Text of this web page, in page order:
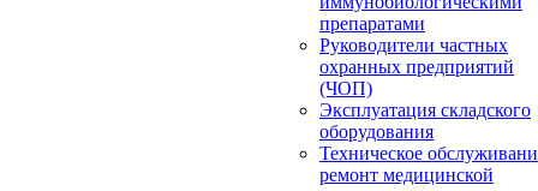
препаратами
Руководители частных
охранных предприятий
(ЧОП)
Эксплуатация складского
оборудования
Техническое
ремонт медицинской